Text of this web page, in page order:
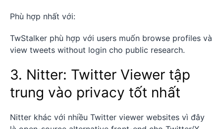
Phù hợp nhất với:
TwStalker phù hợp với users muốn browse profiles và
view tweets without login cho public research.
3. Nitter: Twitter Viewer tập
trung vào privacy tốt nhất
Nitter khác với nhiều Twitter viewer websites vì đây